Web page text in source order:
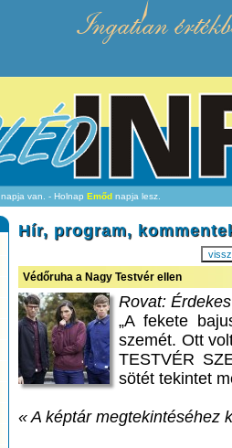
Ingatlan
napja van. - Holnap Emőd napja lesz.
Hír, program,
Védőruha a Nagy Testvér ellen
Rovat:
„A fekete
szemét. Ott
TESTVÉR
sötét tekintet
« A képtár megtekintéséhez